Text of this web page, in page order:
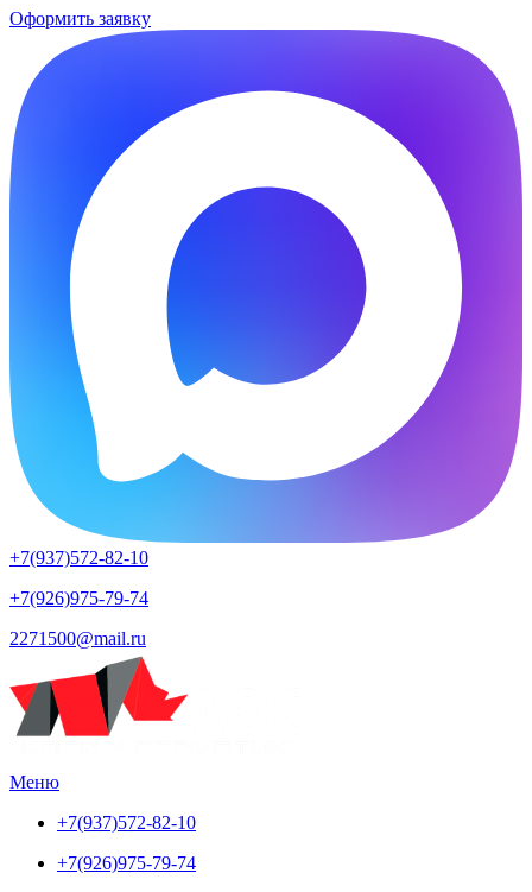
Оформить заявку
+7(937)572-82-10
+7(926)975-79-74
2271500@mail.ru
Меню
+7(937)572-82-10
+7(926)975-79-74